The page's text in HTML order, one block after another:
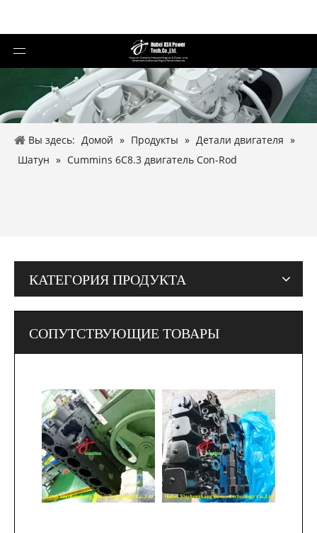
Вы здесь: Домой » Продукты » Детали двигателя »
Шатун » Cummins 6C8.3 двигатель Con-Rod
КАТЕГОРИЯ ПРОДУКТА
СОПУТСТВУЮЩИЕ ТОВАРЫ